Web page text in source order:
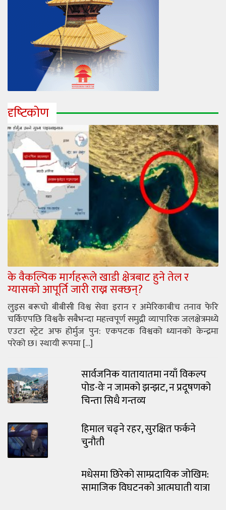
दृष्‍टिकोण
के वैकल्पिक मार्गहरूले खाडी क्षेत्रबाट हुने तेल र
ग्यासको आपूर्ति जारी राख्न सक्छन्?
लुइस बरूचो बीबीसी विश्व सेवा इरान र अमेरिकाबीच तनाव फेरि
चर्किएपछि विश्वकै सबैभन्दा महत्त्वपूर्ण समुद्री व्यापारिक जलक्षेत्रमध्ये
एउटा स्ट्रेट अफ होर्मुज पुन: एकपटक विश्वको ध्यानको केन्द्रमा
परेको छ। स्थायी रूपमा […]
सार्वजनिक यातायातमा नयाँ विकल्प
पोड-वेः न जामको झन्झट, न प्रदूषणको
चिन्ता सिधै गन्तव्य
हिमाल चढ्ने रहर, सुरक्षित फर्कने
चुनौती
मधेसमा छिरेको साम्प्रदायिक जोखिम:
सामाजिक विघटनको आत्मघाती यात्रा